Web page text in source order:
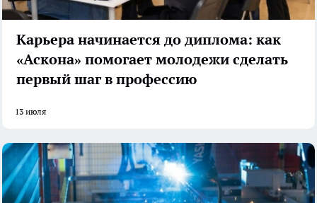
Карьера начинается до диплома: как
«Аскона» помогает молодежи сделать
первый шаг в профессию
13 июля